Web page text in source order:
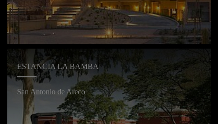
ESTANCIA LA BAMBA
San Antonio de Areco